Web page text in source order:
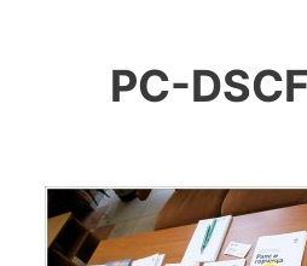
ИЦиГ СО
PC-